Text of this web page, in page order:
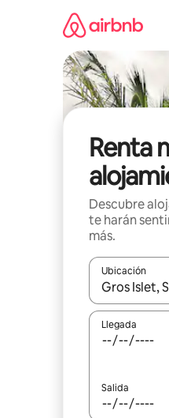
Renta
Descubre
te harán
más.
Ubicación
Cuando los
Llegada
Salida